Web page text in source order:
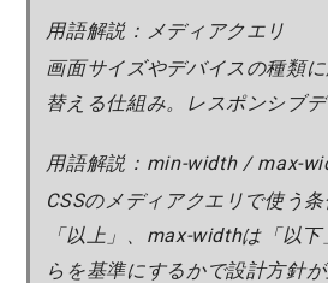
用語解説：メディアクエリ
画面サイズやデバイスの種類
替える仕組み。レスポンシブデ
用語解説：min-width / max-
CSSのメディアクエリで使う
「以上」、max-widthは「以
らを基準にするかで設計方針が